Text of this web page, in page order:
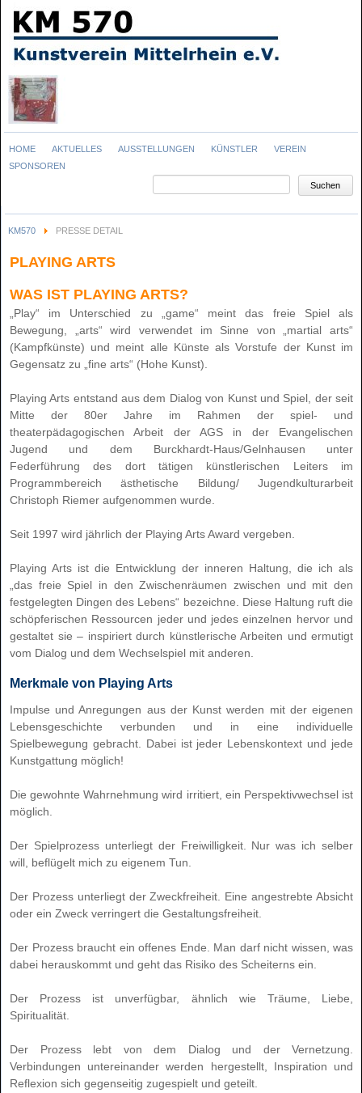
Navigation
überspringen
HOME AKTUELLES AUSSTELLUNGEN KÜNSTLER
VEREIN
SPONSOREN
Suchen
KM570 PRESSE DETAIL
PLAYING ARTS
WAS IST PLAYING ARTS?
„Play“ im Unterschied zu „game“ meint das freie Spiel als
Bewegung, „arts“ wird verwendet im Sinne von „martial arts“
(Kampfkünste) und meint alle Künste als Vorstufe der Kunst im
Gegensatz zu „fine arts“ (Hohe Kunst).
Playing Arts entstand aus dem Dialog von Kunst und Spiel, der seit
Mitte der 80er Jahre im Rahmen der spiel- und
theaterpädagogischen Arbeit der AGS in der Evangelischen
Jugend und dem Burckhardt-Haus/Gelnhausen unter
Federführung des dort tätigen künstlerischen Leiters im
Programmbereich ästhetische Bildung/ Jugendkulturarbeit
Christoph Riemer aufgenommen wurde.
Seit 1997 wird jährlich der Playing Arts Award vergeben.
Playing Arts ist die Entwicklung der inneren Haltung, die ich als
„das freie Spiel in den Zwischenräumen zwischen und mit den
festgelegten Dingen des Lebens“ bezeichne. Diese Haltung ruft die
schöpferischen Ressourcen jeder und jedes einzelnen hervor und
gestaltet sie – inspiriert durch künstlerische Arbeiten und ermutigt
vom Dialog und dem Wechselspiel mit anderen.
Merkmale von Playing Arts
Impulse und Anregungen aus der Kunst werden mit dereigenen
Lebensgeschichte verbunden und in eine individuelle
Spielbewegung gebracht. Dabei ist jeder Lebenskontext und jede
Kunstgattung möglich!
Die gewohnte Wahrnehmung wird irritiert, ein Perspektivwechselist
möglich.
Der Spielprozess unterliegt der Freiwilligkeit. Nur was ich selber
will, beflügelt mich zu eigenem Tun.
Der Prozess unterliegt derZweckfreiheit. Eine angestrebte Absicht
oder ein Zweck verringert die Gestaltungsfreiheit.
Der Prozess braucht ein offenes Ende. Man darf nicht wissen, was
dabei herauskommt und geht das Risiko des Scheiterns ein.
Der Prozess ist unverfügbar, ähnlich wie Träume, Liebe,
Spiritualität.
Der Prozess lebt von dem Dialog und der Vernetzung.
Verbindungen untereinander werden hergestellt, Inspiration und
Reflexion sich gegenseitig zugespielt und geteilt.